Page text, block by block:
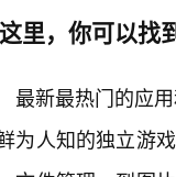
里，你可以找
最新最热门的应
为人知的独立游